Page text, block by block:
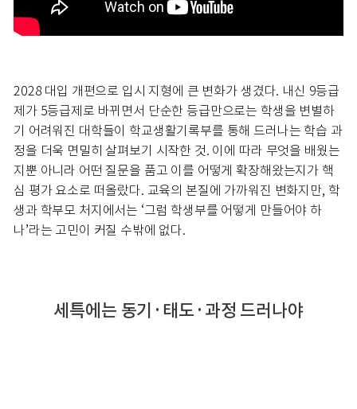
2028 대입 개편으로 입시 지형에 큰 변화가 생겼다. 내신 9등급
제가 5등급제로 바뀌면서 단순한 등급만으로는 학생을 변별하
기 어려워진 대학들이 학교생활기록부를 통해 드러나는 학습 과
정을 더욱 면밀히 살펴보기 시작한 것. 이에 따라 무엇을 배웠는
지뿐 아니라 어떤 질문을 품고 이를 어떻게 확장해왔는지가 핵
심 평가 요소로 떠올랐다. 교육의 본질에 가까워진 변화지만, 학
생과 학부모 처지에서는 ‘그럼 학생부를 어떻게 만들어야 하
나’라는 고민이 커질 수밖에 없다.
세특에는 동기·태도·과정 드러나야